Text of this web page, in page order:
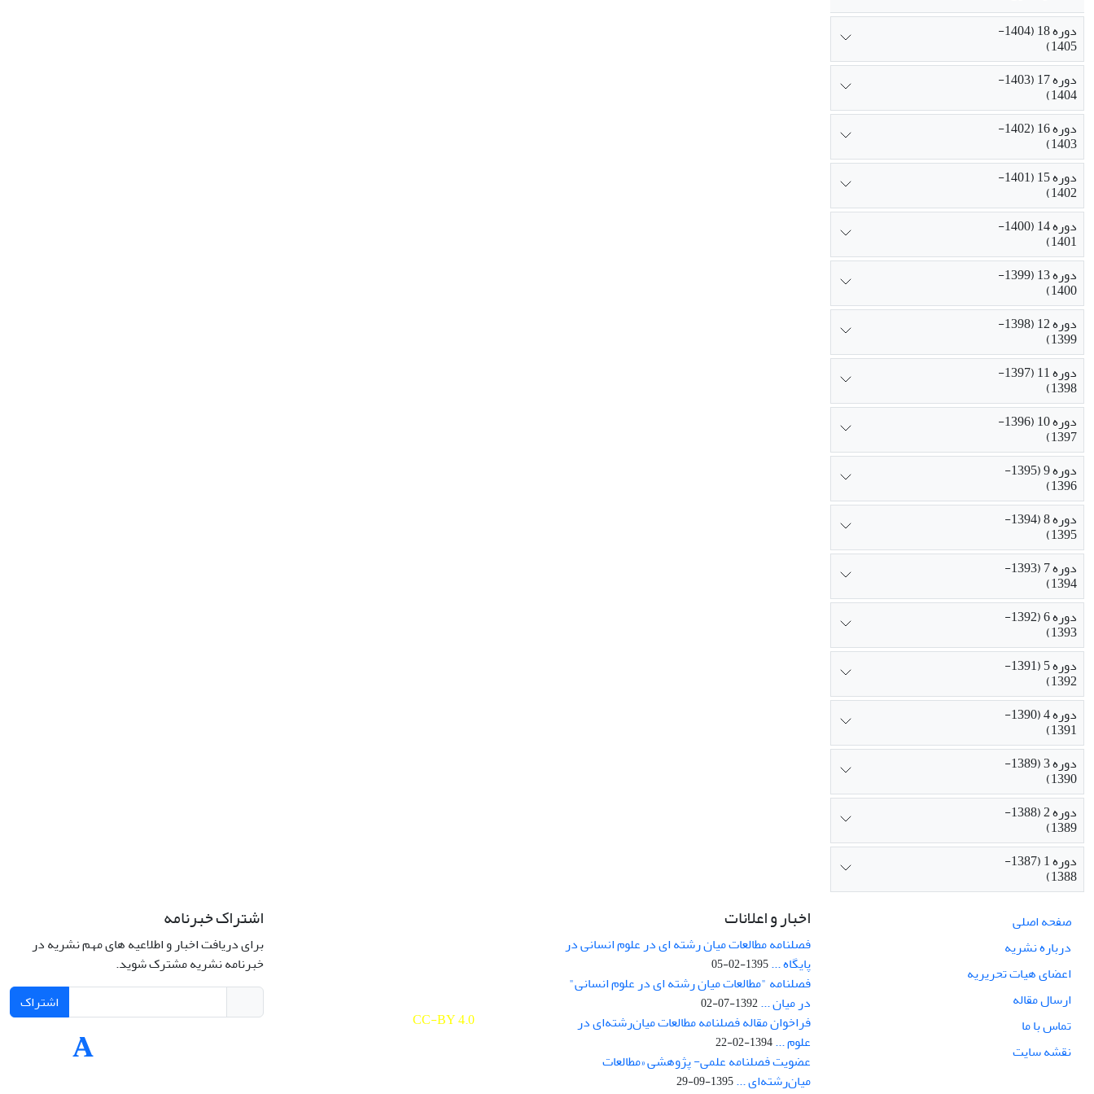
دوره 18 (1404-
1405)
دوره 17 (1403-
1404)
دوره 16 (1402-
1403)
دوره 15 (1401-
1402)
دوره 14 (1400-
1401)
دوره 13 (1399-
1400)
دوره 12 (1398-
1399)
دوره 11 (1397-
1398)
دوره 10 (1396-
1397)
دوره 9 (1395-
1396)
دوره 8 (1394-
1395)
دوره 7 (1393-
1394)
دوره 6 (1392-
1393)
دوره 5 (1391-
1392)
دوره 4 (1390-
1391)
دوره 3 (1389-
1390)
دوره 2 (1388-
1389)
دوره 1 (1387-
1388)
صفحه اصلی
درباره نشریه
اعضای هیات تحریریه
ارسال مقاله
تماس با ما
نقشه سایت
اخبار و اعلانات
فصلنامه مطالعات میان رشته ای در علوم انسانی در
پایگاه ...1395-02-05
فصلنامه "مطالعات میان رشته ای در علوم انسانی"
در میان ...1392-07-02
فراخوان مقاله فصلنامه مطالعات میان‌رشته‌ای در
علوم ...1394-02-22
عضویت فصلنامه علمی- پژوهشی «مطالعات
میان‌رشته‌ای ...1395-09-29
CC-BY 4.0
اشتراک خبرنامه
برای دریافت اخبار و اطلاعیه های مهم نشریه در
خبرنامه نشریه مشترک شوید.
اشتراک